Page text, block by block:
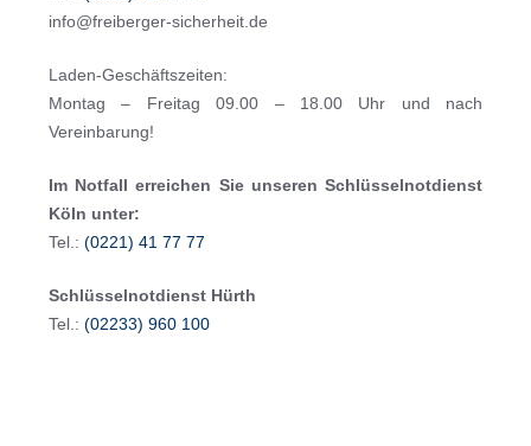
info@freiberger-sicherheit.de
Laden-Geschäftszeiten:
Montag – Freitag 09.00 – 18.00 Uhr und nach
Vereinbarung!
Im Notfall erreichen Sie unseren Schlüsselnotdienst
Köln unter:
Tel.: (0221) 41 77 77
Schlüsselnotdienst Hürth
Tel.: (02233) 960 100